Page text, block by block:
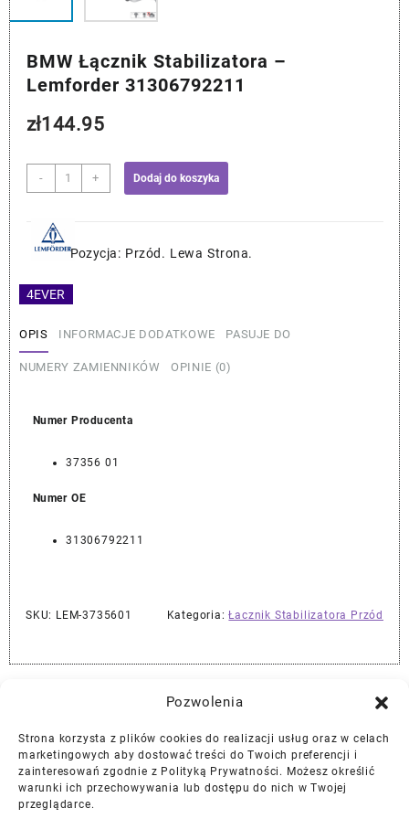
Pozwolenia
Strona korzysta z plików cookies do realizacji usług oraz w celach
marketingowych aby dostować treści do Twoich preferencji i
zainteresowań zgodnie z Polityką Prywatności. Możesz określić
warunki ich przechowywania lub dostępu do nich w Twojej
przeglądarce.
4EVER
BMW Łącznik Stabilizatora –
Lemforder 31306792211
zł144.95
-
ilość
BMW
Stabilizatora
-
31306792211
+ Dodaj do koszyka
Pozycja: Przód. Lewa Strona.
OPIS INFORMACJE DODATKOWE PASUJE DO
NUMERY ZAMIENNIKÓW OPINIE (0)
Numer Producenta
37356 01
Numer OE
31306792211
SKU: LEM-3735601 Kategoria:Łacznik Stabilizatora Przód
Najlepszej Jakości Części Samochodowe z Gwarancją Dożywotnią!*
Gwarancja i Zwroty
Polityka Prywatności